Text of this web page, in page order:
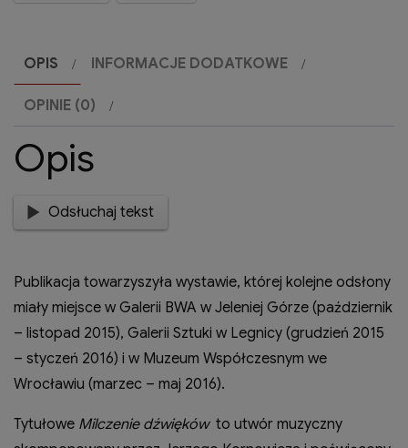
OPIS INFORMACJE DODATKOWE
OPINIE (0)
Opis
Odsłuchaj tekst
Publikacja towarzyszyła wystawie, której kolejne odsłony
miały miejsce w Galerii BWA w Jeleniej Górze (październik
– listopad 2015), Galerii Sztuki w Legnicy (grudzień 2015
– styczeń 2016) i w Muzeum Współczesnym we
Wrocławiu (marzec – maj 2016).
Tytułowe Milczenie dźwięków to utwór muzyczny